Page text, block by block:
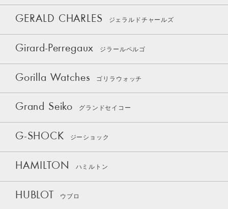
GERALD CHARLES ジェラルドチャールズ
Girard-Perregaux ジラールペルゴ
Gorilla Watches ゴリラウォッチ
Grand Seiko グランドセイコー
G-SHOCK ジーショック
HAMILTON ハミルトン
HUBLOT ウブロ